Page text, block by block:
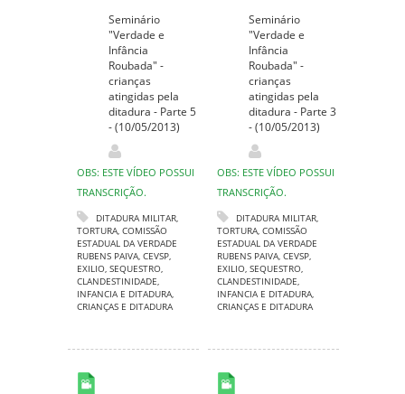
Seminário
"Verdade e
Infância
Roubada" -
crianças
atingidas pela
ditadura - Parte 5
- (10/05/2013)
OBS: ESTE VÍDEO POSSUI
TRANSCRIÇÃO.
DITADURA MILITAR,
TORTURA, COMISSÃO
ESTADUAL DA VERDADE
RUBENS PAIVA, CEVSP,
EXILIO, SEQUESTRO,
CLANDESTINIDADE,
INFANCIA E DITADURA,
CRIANÇAS E DITADURA
Seminário
"Verdade e
Infância
Roubada" -
crianças
atingidas pela
ditadura - Parte 3
- (10/05/2013)
OBS: ESTE VÍDEO POSSUI
TRANSCRIÇÃO.
DITADURA MILITAR,
TORTURA, COMISSÃO
ESTADUAL DA VERDADE
RUBENS PAIVA, CEVSP,
EXILIO, SEQUESTRO,
CLANDESTINIDADE,
INFANCIA E DITADURA,
CRIANÇAS E DITADURA